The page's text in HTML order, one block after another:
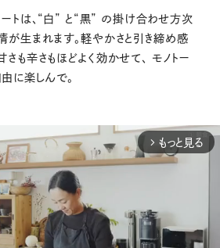
ートは、“白” と“黒” の掛け合わせ方次
が生まれます。軽やかさと引き締め感
も辛さもほどよく効かせて、 モノトー
に楽しんで。
arrow_forward_ios もっと見る